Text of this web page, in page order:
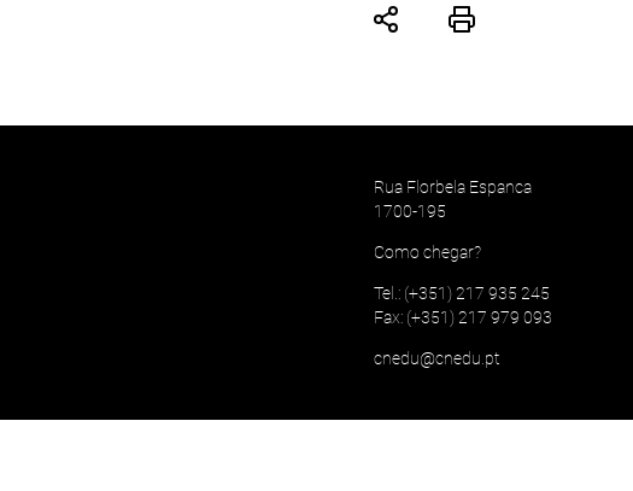
Rua Florbela Espanca
1700-195
Como chegar?
Tel.: (+351) 217 935 245
Fax: (+351) 217 979 093
cnedu@cnedu.pt